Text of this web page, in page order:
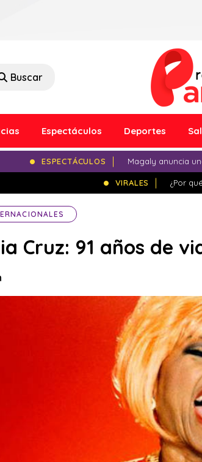
Buscar
Espectáculos Deportes
ESPECTÁCULOS Magaly anuncia
VIRALES ¿Por
Cruz: 91 años de